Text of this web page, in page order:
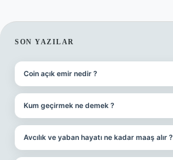
SIDEBAR
SON YAZILAR
Coin açık emir nedir ?
Kum geçirmek ne demek ?
Avcılık ve yaban hayatı ne kadar maaş alır ?